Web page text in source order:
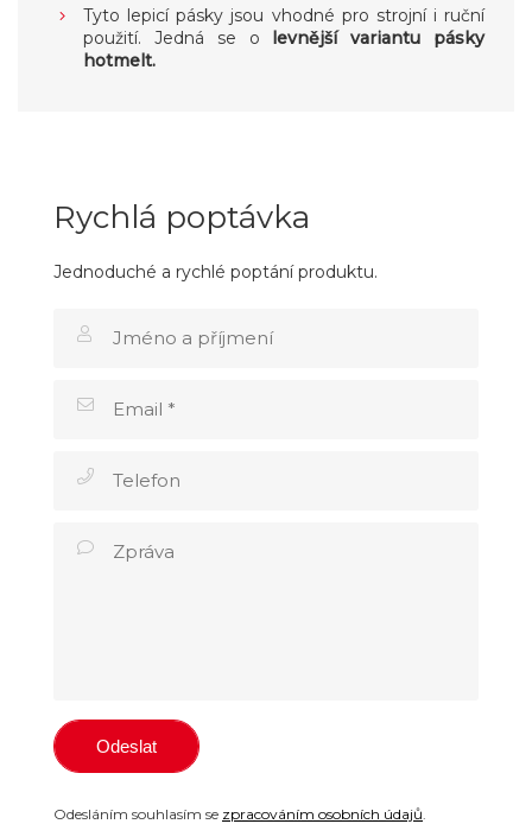
Tyto lepicí pásky jsou vhodné pro strojní i ruční
použití. Jedná se o levnější variantu pásky
hotmelt.
Rychlá poptávka
Jednoduché a rychlé poptání produktu.
Odesláním souhlasím se zpracováním osobních údajů.